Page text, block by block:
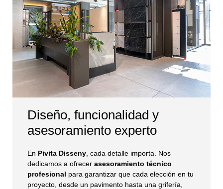
Diseño, funcionalidad y
asesoramiento experto
En Pivita Disseny , cada detalle importa. Nos
dedicamos a ofrecer asesoramiento técnico
profesional para garantizar que cada elección en tu
proyecto, desde un pavimento hasta una grifería,